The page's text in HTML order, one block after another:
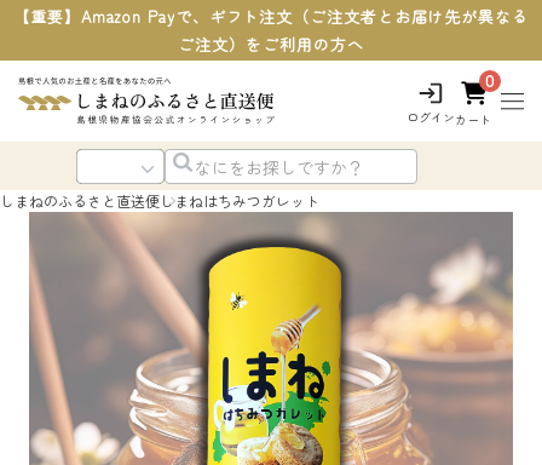
【重要】Amazon Payで、ギフト注文（ご注文者とお届け先が異なる
ご注文）をご利用の方へ
ログイン
0
カート
しまねのふるさと直送便しまねはちみつガレット